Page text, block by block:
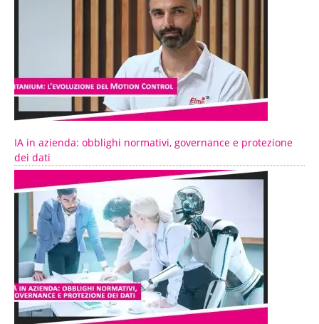
IA in azienda: obblighi normativi, governance e protezione
dei dati